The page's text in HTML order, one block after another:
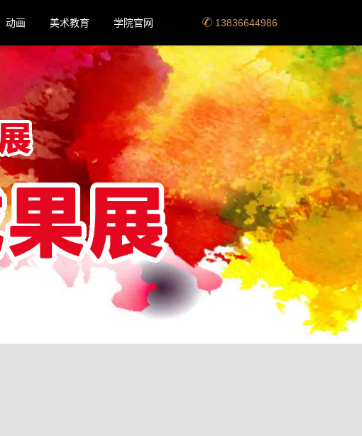
动画 美术教育 学院官网 13836644986